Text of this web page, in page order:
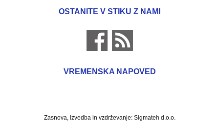
OSTANITE V STIKU Z NAMI
VREMENSKA NAPOVED
Zasnova, izvedba in vzdrževanje: Sigmateh d.o.o.